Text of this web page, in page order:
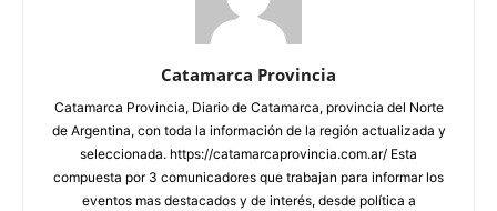
Catamarca Provincia
Catamarca Provincia, Diario de Catamarca, provincia del Norte
de Argentina, con toda la información de la región actualizada y
seleccionada. https://catamarcaprovincia.com.ar/ Esta
compuesta por 3 comunicadores que trabajan para informar los
eventos mas destacados y de interés, desde política a